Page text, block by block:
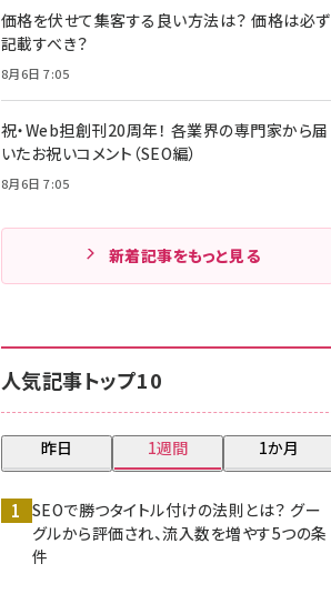
価格を伏せて集客する良い方法は？ 価格は必ず
記載すべき？
8月6日 7:05
祝・Web担創刊20周年！ 各業界の専門家から届
いたお祝いコメント（SEO編）
8月6日 7:05
新着記事をもっと見る
人気記事トップ10
昨日 1週間 1か月
SEOで勝つタイトル付けの法則とは？ グー
グルから評価され、流入数を増やす5つの条
件